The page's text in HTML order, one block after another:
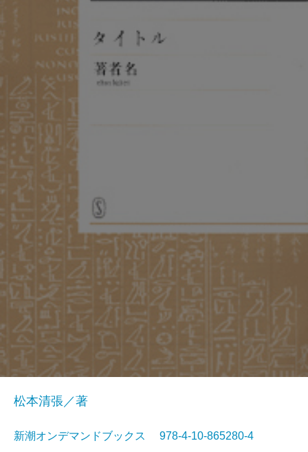
松本清張／著
新潮オンデマンドブックス 978-4-10-865280-4